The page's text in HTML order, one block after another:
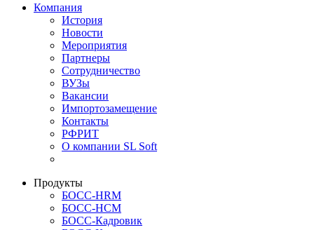
Компания
История
Новости
Мероприятия
Партнеры
Сотрудничество
ВУЗы
Вакансии
Импортозамещение
Контакты
РФРИТ
О компании SL Soft
Продукты
БОСС-HRM
БОСС-HCM
БОСС-Кадровик